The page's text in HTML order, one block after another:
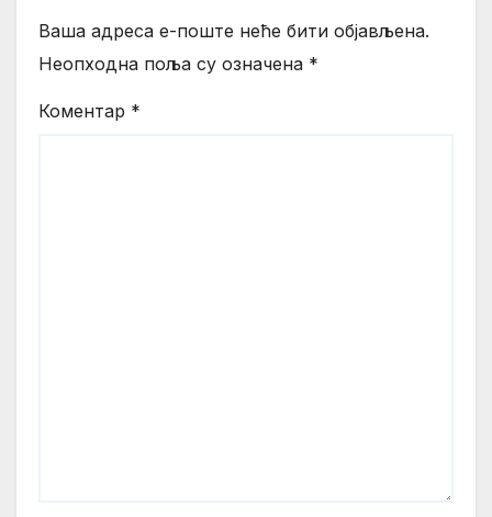
Ваша адреса е-поште неће бити објављена.
Неопходна поља су означена *
Коментар *